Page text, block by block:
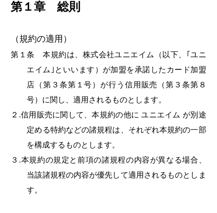
第１章 総則
（規約の適用）
第１条 本規約は、株式会社ユニエイム（以下、｢ユニ
エイム｣といいます）が加盟を承諾したカード加盟
店（第３条第１号）が行う信用販売（第３条第８
号）に関し、適用されるものとします。
２.信用販売に関して、本規約の他に ユニエイム が別途
定める特約などの諸規程は、それぞれ本規約の一部
を構成するものとします。
３.本規約の規定と前項の諸規程の内容が異なる場合、
当該諸規程の内容が優先して適用されるものとしま
す。